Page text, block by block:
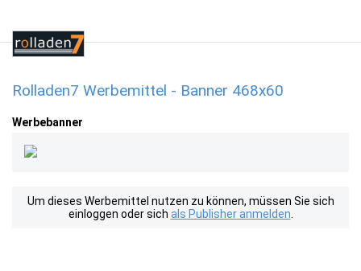
Rolladen7 Werbemittel - Banner 468x60
Werbebanner
Um dieses Werbemittel nutzen zu können, müssen Sie sich
einloggen oder sich als Publisher anmelden